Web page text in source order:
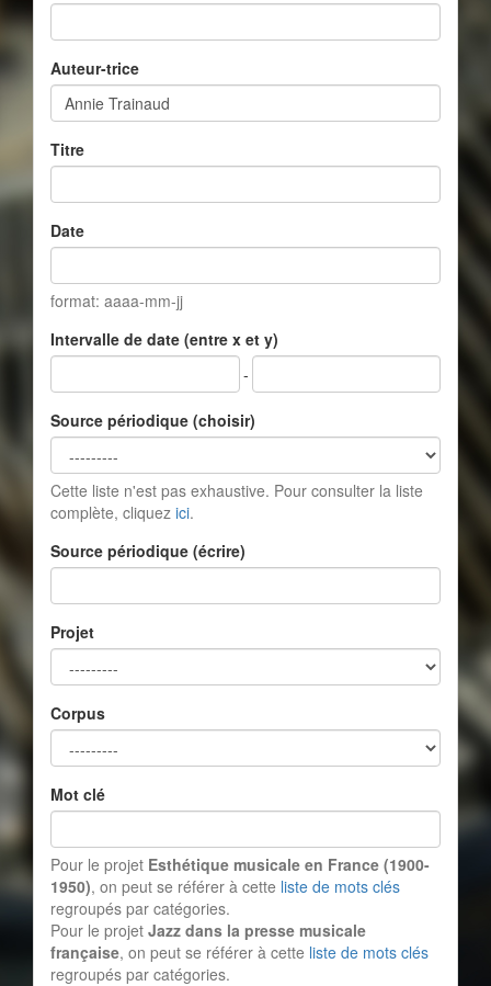
Auteur-trice
Titre
Date
format: aaaa-mm-jj
Intervalle de date (entre x et y)
-
Source périodique (choisir)
Cette liste n'est pas exhaustive. Pour consulter la liste
complète, cliquez ici.
Source périodique (écrire)
Projet
Corpus
Mot clé
Pour le projet Esthétique musicale en France (1900-
1950), on peut se référer à cette liste de mots clés
regroupés par catégories.
Pour le projet Jazz dans la presse musicale
française, on peut se référer à cette liste de mots clés
regroupés par catégories.